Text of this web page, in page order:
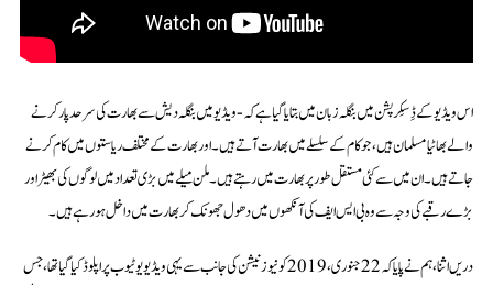
اس ویڈیو کے ڈِسکِرپشن میں بنگلہ زبان میں بتایا گیا ہے کہ- ویڈیو میں بنگلہ دیش سے بھارت کی سرحد پار کرنے
والے بھاٹیا مسلمان ہیں، جو کام کے سلسلے میں بھارت آتے ہیں۔ اور بھارت کے مختلف ریاستوں میں کام کرنے
جاتے ہیں۔ ان میں سے کئی مستقل طور پر بھارت میں رہتے ہیں۔ ملن میلے میں بڑی تعداد میں لوگوں کی بھیڑ اور
بڑے رقبے کی وجہ سے وہ بی ایس ایف کی آنکھوں میں دھول جھونک کر بھارت میں داخل ہو رہے ہیں۔
دریں اثنا، ہم نے پایا کہ 22 جنوری، 2019 کو نیوز نیشن کی جانب سے یہی ویڈیو یوٹیوب پر اپلوڈ کیا گیا تھا، جس